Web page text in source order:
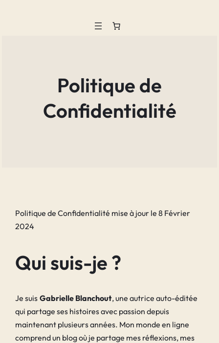
Politique de
Confidentialité
Politique de Confidentialité mise à jour le 8 Février
2024
Qui suis-je ?
Je suis Gabrielle Blanchout, une autrice auto-éditée
qui partage ses histoires avec passion depuis
maintenant plusieurs années. Mon monde en ligne
comprend un blog où je partage mes réflexions, mes